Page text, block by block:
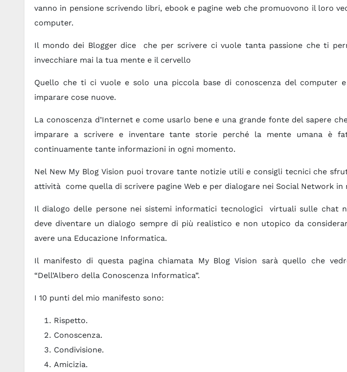
vanno in pensione scrivendo libri, ebook e pagine web che promuovono il loro
computer.
Il mondo dei Blogger dice che per scrivere ci vuole tanta passione che ti
invecchiare mai la tua mente e il cervello
Quello che ti ci vuole e solo una piccola base di conoscenza del computer
imparare cose nuove.
La conoscenza d’Internet e come usarlo bene e una grande fonte del sapere
imparare a scrivere e inventare tante storie perché la mente umana è
continuamente tante informazioni in ogni momento.
Nel New My Blog Vision puoi trovare tante notizie utili e consigli tecnici che
attività come quella di scrivere pagine Web e per dialogare nei Social Network in
Il dialogo delle persone nei sistemi informatici tecnologici virtuali sulle chat
deve diventare un dialogo sempre di più realistico e non utopico da
avere una Educazione Informatica.
Il manifesto di questa pagina chiamata My Blog Vision sarà quello che
“Dell’Albero della Conoscenza Informatica”.
I 10 punti del mio manifesto sono:
Rispetto.
Conoscenza.
Condivisione.
Amicizia.